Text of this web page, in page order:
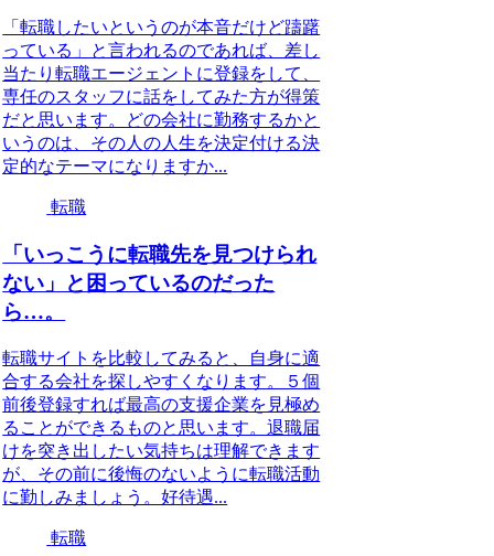
「転職したいというのが本音だけど躊躇
っている」と言われるのであれば、差し
当たり転職エージェントに登録をして、
専任のスタッフに話をしてみた方が得策
だと思います。どの会社に勤務するかと
いうのは、その人の人生を決定付ける決
定的なテーマになりますか...
転職
「いっこうに転職先を見つけられ
ない」と困っているのだった
ら…。
転職サイトを比較してみると、自身に適
合する会社を探しやすくなります。５個
前後登録すれば最高の支援企業を見極め
ることができるものと思います。退職届
けを突き出したい気持ちは理解できます
が、その前に後悔のないように転職活動
に勤しみましょう。好待遇...
転職